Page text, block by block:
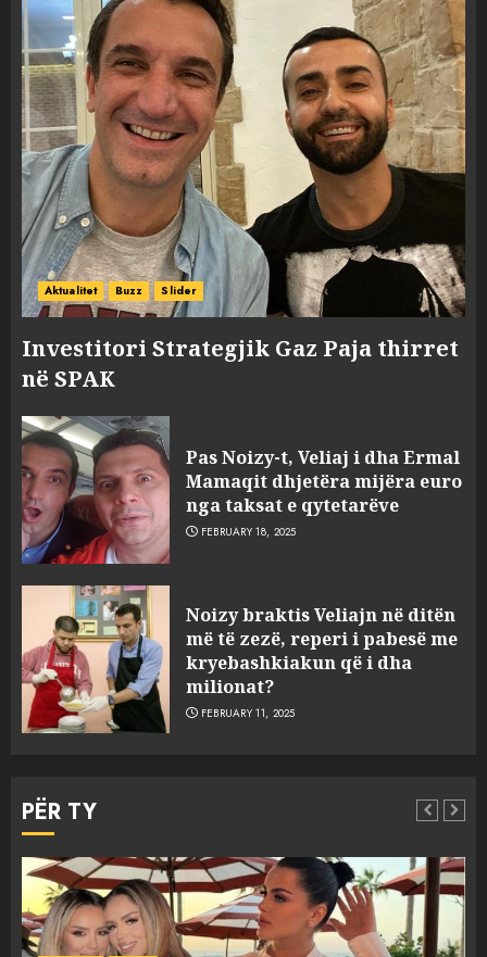
Aktualitet Buzz Slider
Investitori Strategjik Gaz Paja thirret
në SPAK
Pas Noizy-t, Veliaj i dha Ermal
Mamaqit dhjetëra mijëra euro
nga taksat e qytetarëve
FEBRUARY 18, 2025
Noizy braktis Veliajn në ditën
më të zezë, reperi i pabesë me
kryebashkiakun që i dha
milionat?
FEBRUARY 11, 2025
PËR TY
Aktualitet Slider
3
sulmuan “One Albania”,
ngjarja u fsheh. A u vodhën
serverat?
MARCH 25, 2025
4 MARCH 25, 2025
“Ai që drejtonte makinën më